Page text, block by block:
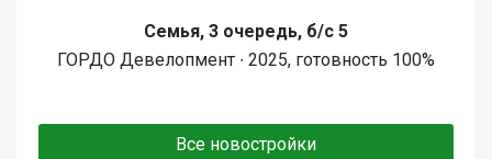
Семья, 3 очередь, б/с 5
ГОРДО Девелопмент ∙ 2025, готовность 100%
Все новостройки